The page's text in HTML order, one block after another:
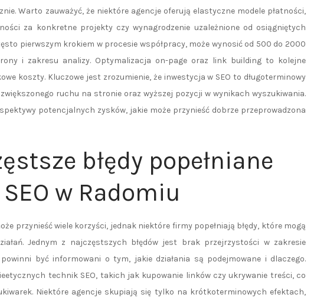
Warto zauważyć, że niektóre agencje oferują elastyczne modele płatności,
za konkretne projekty czy wynagrodzenie uzależnione od osiągniętych
pierwszym krokiem w procesie współpracy, może wynosić od 500 do 2000
i zakresu analizy. Optymalizacja on-page oraz link building to kolejne
koszty. Kluczowe jest zrozumienie, że inwestycja w SEO to długoterminowy
ruchu na stronie oraz wyższej pozycji w wynikach wyszukiwania.
potencjalnych zysków, jakie może przynieść dobrze przeprowadzona
błędy popełniane
w Radomiu
przynieść wiele korzyści, jednak niektóre firmy popełniają błędy, które mogą
Jednym z najczęstszych błędów jest brak przejrzystości w zakresie
być informowani o tym, jakie działania są podejmowane i dlaczego.
technik SEO, takich jak kupowanie linków czy ukrywanie treści, co
Niektóre agencje skupiają się tylko na krótkoterminowych efektach,